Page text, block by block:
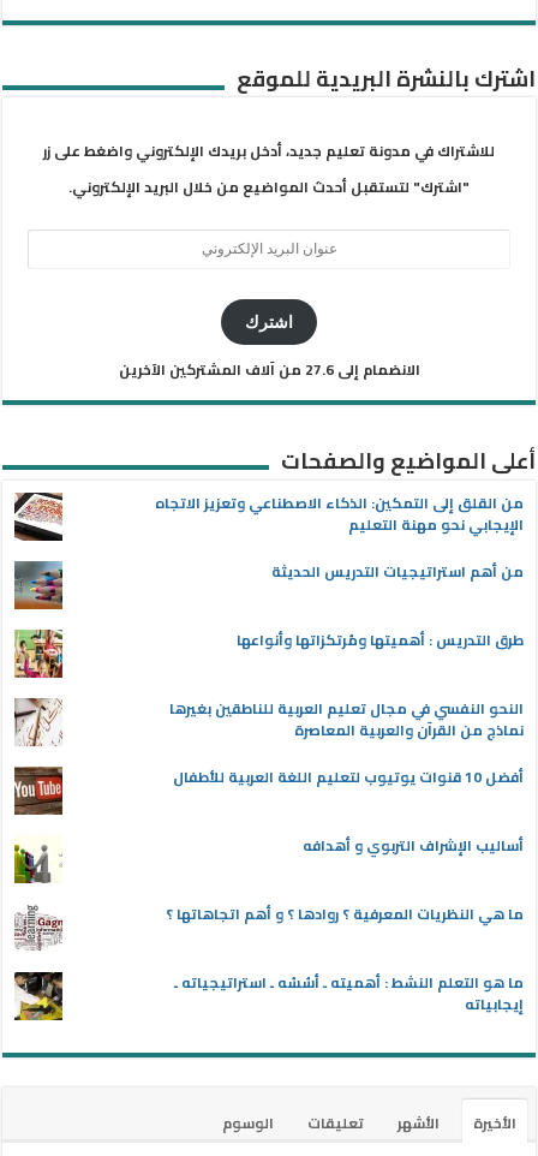
اشترك بالنشرة البريدية للموقع
للاشتراك في مدونة تعليم جديد، أدخل بريدك الإلكتروني واضغط على زر
"اشترك" لتستقبل أحدث المواضيع من خلال البريد الإلكتروني.
اشترك
الانضمام إلى 27.6 من آلاف المشتركين الآخرين
أعلى المواضيع والصفحات
من القلق إلى التمكين: الذكاء الاصطناعي وتعزيز الاتجاه
الإيجابي نحو مهنة التعليم
من أهم استراتيجيات التدريس الحديثة
طرق التدريس : أهميتها ومُرتكزاتها وأنواعها
النحو النفسي في مجال تعليم العربية للناطقين بغيرها
نماذج من القرآن والعربية المعاصرة
أفضل 10 قنوات يوتيوب لتعليم اللغة العربية للأطفال
أساليب الإشراف التربوي و أهدافه
ما هي النظريات المعرفية ؟ روادها ؟ و أهم اتجاهاتها ؟
ما هو التعلم النشط : أهميته ـ أسُسُه ـ استراتيجياته ـ
إيجابياته
الأخيرة الأشهر تعليقات
الوسوم